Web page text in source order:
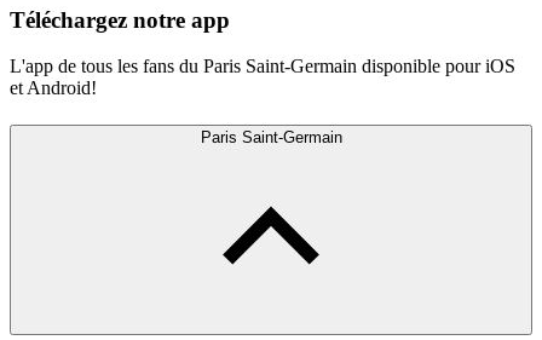
Téléchargez notre app
L'app de tous les fans du Paris Saint-Germain disponible pour iOS
et Android!
Paris Saint-Germain